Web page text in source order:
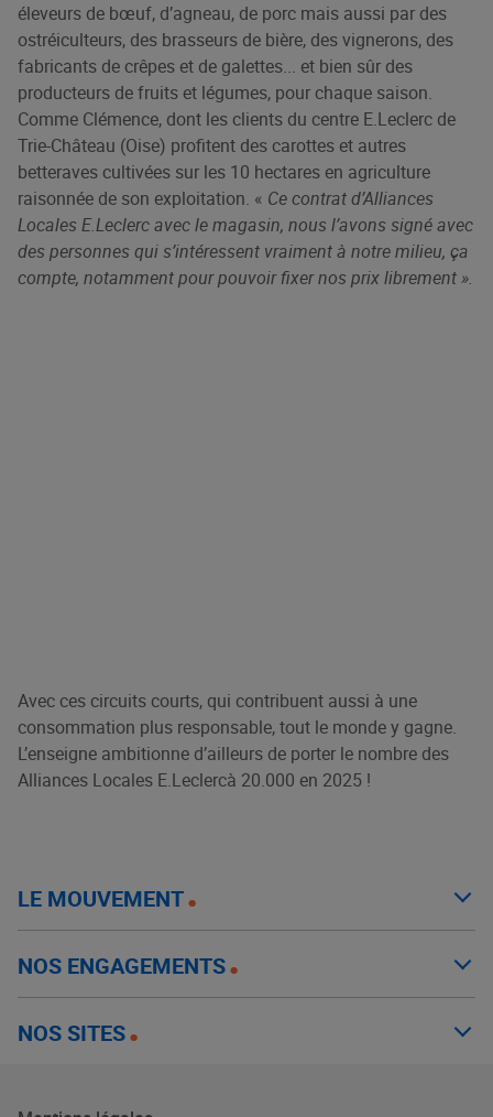
éleveurs de bœuf, d’agneau, de porc mais aussi par des
ostréiculteurs, des brasseurs de bière, des vignerons, des
fabricants de crêpes et de galettes... et bien sûr des
producteurs de fruits et légumes, pour chaque saison.
Comme Clémence, dont les clients du centre E.Leclerc de
Trie-Château (Oise) profitent des carottes et autres
betteraves cultivées sur les 10 hectares en agriculture
raisonnée de son exploitation. « Ce contrat d’Alliances
Locales E.Leclercavec le magasin, nous l’avons signé avec
des personnes qui s’intéressent vraiment à notre milieu, ça
compte, notamment pour pouvoir fixer nos prix librement ».
Avec ces circuits courts, qui contribuent aussi à une
consommation plus responsable, tout le monde y gagne.
L’enseigne ambitionne d’ailleurs de porter le nombre des
Alliances Locales E.Leclercà 20.000 en 2025 !
LE MOUVEMENT
NOS ENGAGEMENTS
NOS SITES